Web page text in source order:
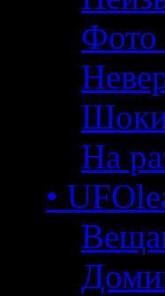
Фото
На
•